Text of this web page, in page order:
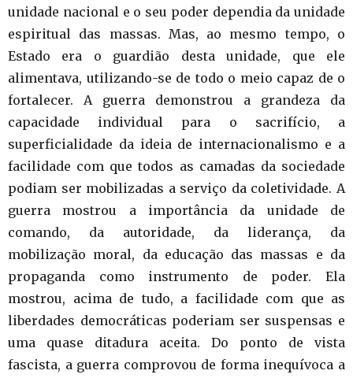
unidade nacional e o seu poder dependia da unidade
espiritual das massas. Mas, ao mesmo tempo, o
Estado era o guardião desta unidade, que ele
alimentava, utilizando-se de todo o meio capaz de o
fortalecer. A guerra demonstrou a grandeza da
capacidade individual para o sacrifício, a
superficialidade da ideia de internacionalismo e a
facilidade com que todos as camadas da sociedade
podiam ser mobilizadas a serviço da coletividade. A
guerra mostrou a importância da unidade de
comando, da autoridade, da liderança, da
mobilização moral, da educação das massas e da
propaganda como instrumento de poder. Ela
mostrou, acima de tudo, a facilidade com que as
liberdades democráticas poderiam ser suspensas e
uma quase ditadura aceita. Do ponto de vista
fascista, a guerra comprovou de forma inequívoca a